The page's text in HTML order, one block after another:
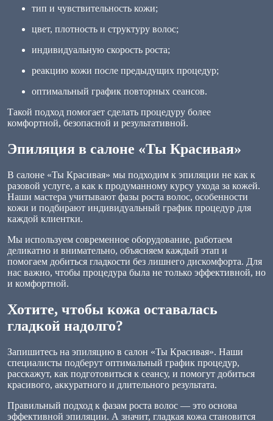
тип и чувствительность кожи;
цвет, плотность и структуру волос;
индивидуальную скорость роста;
реакцию кожи после предыдущих процедур;
оптимальный график повторных сеансов.
Такой подход помогает сделать процедуру более
комфортной, безопасной и результативной.
Эпиляция в салоне «Ты Красивая»
В салоне «Ты Красивая» мы подходим к эпиляции не как к
разовой услуге, а как к продуманному курсу ухода за кожей.
Наши мастера учитывают фазы роста волос, особенности
кожи и подбирают индивидуальный график процедур для
каждой клиентки.
Мы используем современное оборудование, работаем
деликатно и внимательно, объясняем каждый этап и
помогаем добиться гладкости без лишнего дискомфорта. Для
нас важно, чтобы процедура была не только эффективной, но
и комфортной.
Хотите, чтобы кожа оставалась
гладкой надолго?
Запишитесь на эпиляцию в салон «Ты Красивая». Наши
специалисты подберут оптимальный график процедур,
расскажут, как подготовиться к сеансу, и помогут добиться
красивого, аккуратного и длительного результата.
Правильный подход к фазам роста волос — это основа
эффективной эпиляции. А значит, гладкая кожа становится